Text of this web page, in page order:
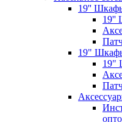
19''
19''
19"
19"